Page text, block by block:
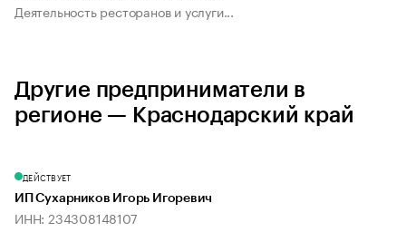
Деятельность ресторанов и услуги...
Другие предприниматели в
регионе — Краснодарский край
ДЕЙСТВУЕТ
ИП Сухарников Игорь Игоревич
ИНН: 234308148107